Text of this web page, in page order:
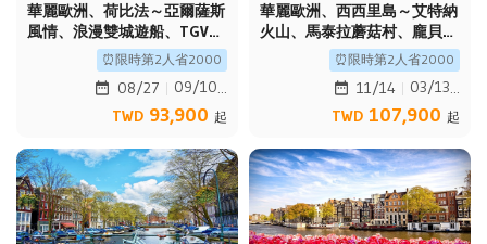
華麗歐洲、荷比法～亞爾薩斯
風情、浪漫雙城遊船、TGV高
速列車、百年古蹟餐廳10日
⏰限時第2人省2000
08/27
09/10
TWD 93,900 起
華麗歐洲、西西里島～艾特納
火山、馬泰拉蘑菇村、龐貝火
山古城、漫遊羅馬假期10日
⏰限時第2人省2000
11/14
03/13
TWD 107,900 起